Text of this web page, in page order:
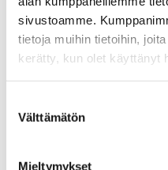
sivustoamme.
tietoja muihin tietoihin,
kerätty, kun olet käyttänyt
valinta
Välttämätön
Mieltymykset
Yhtä
Talous
Lahjoita